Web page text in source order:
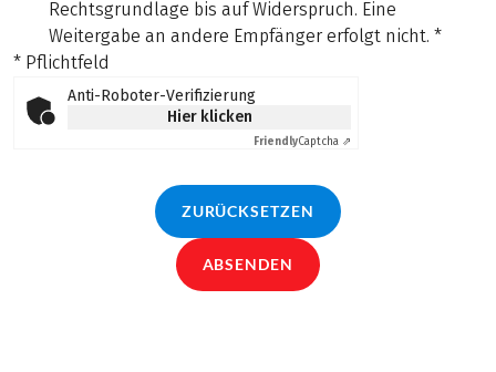
Rechtsgrundlage bis auf Widerspruch. Eine
Weitergabe an andere Empfänger erfolgt nicht. *
* Pflichtfeld
Anti-Roboter-Verifizierung
Hier klicken
FriendlyCaptcha ⇗
ZURÜCKSETZEN
ABSENDEN